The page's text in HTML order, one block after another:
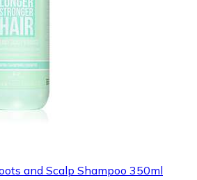
and Scalp Shampoo 350ml